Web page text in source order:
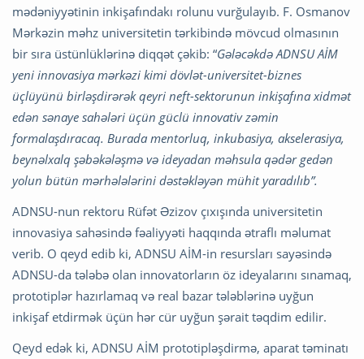
mədəniyyətinin inkişafındakı rolunu vurğulayıb. F. Osmanov
Mərkəzin məhz universitetin tərkibində mövcud olmasının
bir sıra üstünlüklərinə diqqət çəkib: “Gələcəkdə ADNSU AİM
yeni innovasiya mərkəzi kimi dövlət-universitet-biznes
üçlüyünü birləşdirərək qeyri neft-sektorunun inkişafına xidmət
edən sənaye sahələri üçün güclü innovativ zəmin
formalaşdıracaq. Burada mentorluq, inkubasiya, akselerasiya,
beynəlxalq şəbəkələşmə və ideyadan məhsula qədər gedən
yolun bütün mərhələlərini dəstəkləyən mühit yaradılıb”.
ADNSU-nun rektoru Rüfət Əzizov çıxışında universitetin
innovasiya sahəsində fəaliyyəti haqqında ətraflı məlumat
verib. O qeyd edib ki, ADNSU AİM-in resursları sayəsində
ADNSU-da tələbə olan innovatorların öz ideyalarını sınamaq,
prototiplər hazırlamaq və real bazar tələblərinə uyğun
inkişaf etdirmək üçün hər cür uyğun şərait təqdim edilir.
Qeyd edək ki, ADNSU AİM ​​prototipləşdirmə, aparat təminatı